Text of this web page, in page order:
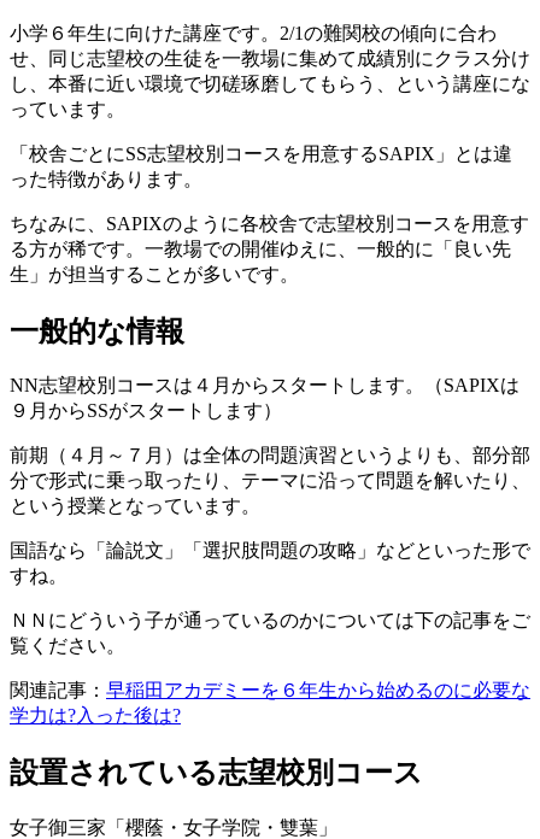
小学６年生に向けた講座です。2/1の難関校の傾向に合わ
せ、同じ志望校の生徒を一教場に集めて成績別にクラス分け
し、本番に近い環境で切磋琢磨してもらう、という講座にな
っています。
「校舎ごとにSS志望校別コースを用意するSAPIX」とは違
った特徴があります。
ちなみに、SAPIXのように各校舎で志望校別コースを用意す
る方が稀です。一教場での開催ゆえに、一般的に「良い先
生」が担当することが多いです。
一般的な情報
NN志望校別コースは４月からスタートします。（SAPIXは
９月からSSがスタートします）
前期（４月～７月）は全体の問題演習というよりも、部分部
分で形式に乗っ取ったり、テーマに沿って問題を解いたり、
という授業となっています。
国語なら「論説文」「選択肢問題の攻略」などといった形で
すね。
ＮＮにどういう子が通っているのかについては下の記事をご
覧ください。
関連記事： 早稲田アカデミーを６年生から始めるのに必要な
学力は?入った後は?
設置されている志望校別コース
女子御三家「櫻蔭・女子学院・雙葉」